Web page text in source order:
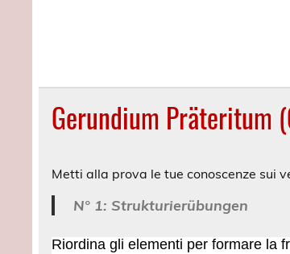
Gerundium Präteritum
Metti alla prova le tue conoscenze sui
N° 1: Strukturierübungen